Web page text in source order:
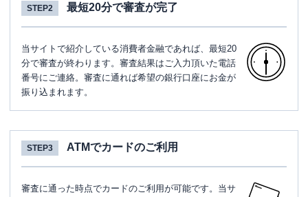
STEP2 最短20分で審査が完了
当サイトで紹介している消費者金融であれば、最短20
分で審査が終わります。審査結果はご入力頂いた電話
番号にご連絡。審査に通れば希望の銀行口座にお金が
振り込まれます。
STEP3 ATMでカードのご利用
審査に通った時点でカードのご利用が可能です。当サ